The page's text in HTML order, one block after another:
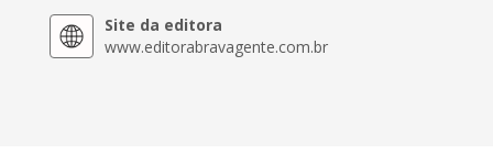
Site da editora
www.editorabravagente.com.br